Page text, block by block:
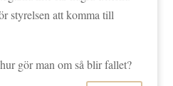
styrelsen att komma till
gör man om så blir fallet?